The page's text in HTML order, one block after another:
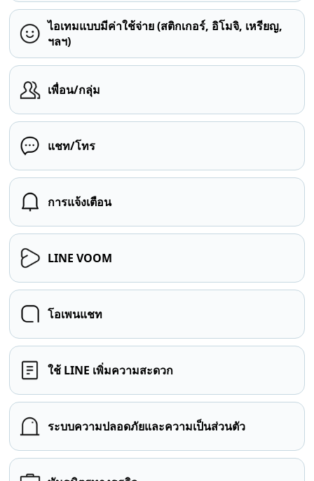
ไอเทมแบบมีค่าใช้จ่าย (สติกเกอร์, อิโมจิ, เหรียญ,
ฯลฯ)
เพื่อน/กลุ่ม
แชท/โทร
การแจ้งเตือน
LINE VOOM
โอเพนแชท
ใช้ LINE เพิ่มความสะดวก
ระบบความปลอดภัยและความเป็นส่วนตัว